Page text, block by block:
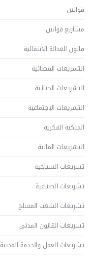
قوانين
مشاريع قوانين
قانون العدالة الانتقالية
التشريعات القضائية
التشريعات الجنائية
التشريعات الإجتماعية
الملكية الفكرية
التشريعات المالية
تشريعات السياحية
تشريعات الصناعية
تشريعات الشعب المسلح
تشريعات القانون المدني
تشريعات العمل والخدمة المدنية